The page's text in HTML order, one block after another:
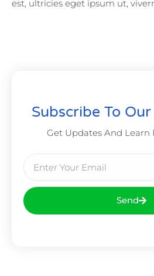
est, ultricies eget ipsum ut,
Subscribe To
Get Updates And Learn
Send